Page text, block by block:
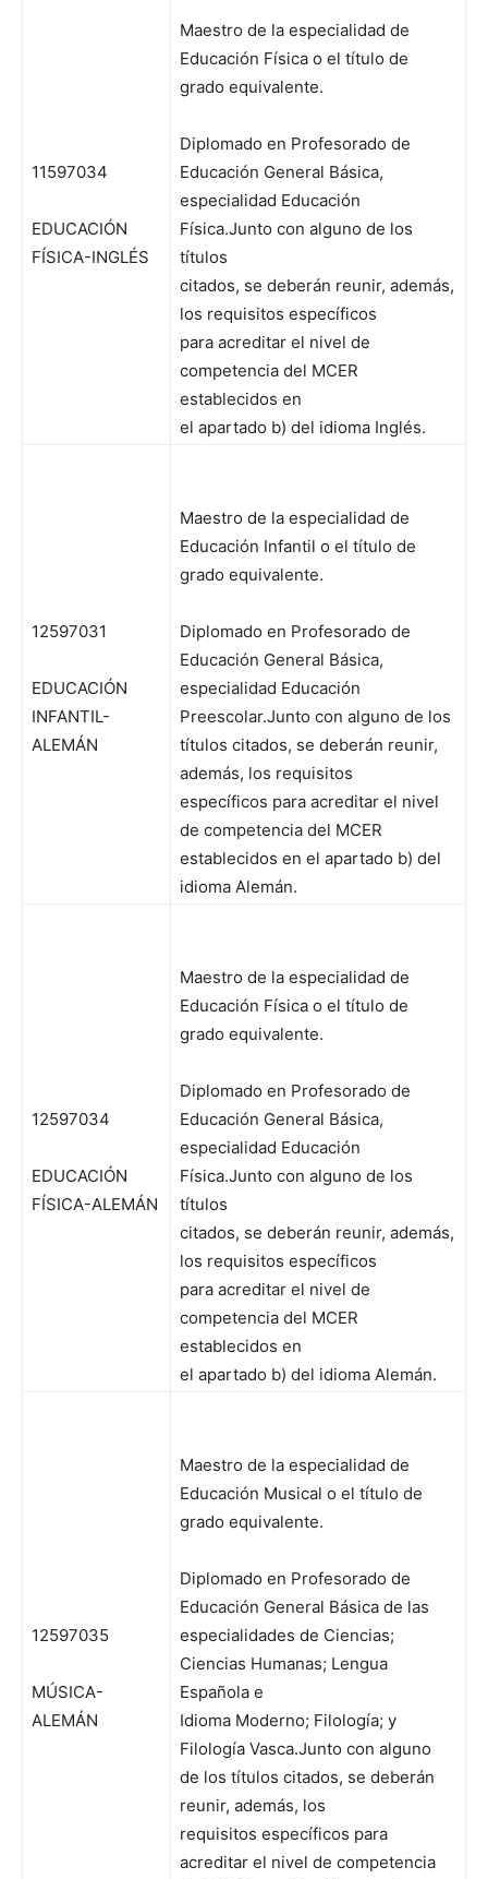
11597034
EDUCACIÓN
FÍSICA-INGLÉS
Maestro de la especialidad de
Educación Física o el título de
grado equivalente.
Diplomado en Profesorado de
Educación General Básica,
especialidad Educación
Física.Junto con alguno de los
títulos
citados, se deberán reunir, además,
los requisitos específicos
para acreditar el nivel de
competencia del MCER
establecidos en
el apartado b) del idioma Inglés.
12597031
EDUCACIÓN
INFANTIL-
ALEMÁN
Maestro de la especialidad de
Educación Infantil o el título de
grado equivalente.
Diplomado en Profesorado de
Educación General Básica,
especialidad Educación
Preescolar.Junto con alguno de los
títulos citados, se deberán reunir,
además, los requisitos
específicos para acreditar el nivel
de competencia del MCER
establecidos en el apartado b) del
idioma Alemán.
12597034
EDUCACIÓN
FÍSICA-ALEMÁN
Maestro de la especialidad de
Educación Física o el título de
grado equivalente.
Diplomado en Profesorado de
Educación General Básica,
especialidad Educación
Física.Junto con alguno de los
títulos
citados, se deberán reunir, además,
los requisitos específicos
para acreditar el nivel de
competencia del MCER
establecidos en
el apartado b) del idioma Alemán.
12597035
MÚSICA-
ALEMÁN
Maestro de la especialidad de
Educación Musical o el título de
grado equivalente.
Diplomado en Profesorado de
Educación General Básica de las
especialidades de Ciencias;
Ciencias Humanas; Lengua
Española e
Idioma Moderno; Filología; y
Filología Vasca.Junto con alguno
de los títulos citados, se deberán
reunir, además, los
requisitos específicos para
acreditar el nivel de competencia